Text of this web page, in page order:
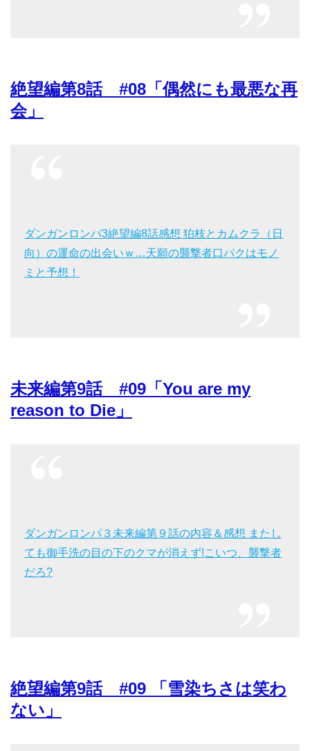
絶望編第8話 #08「偶然にも最悪な再
会」
ダンガンロンパ3絶望編8話感想 狛枝とカムクラ（日
向）の運命の出会いｗ…天願の襲撃者口パクはモノ
ミと予想！
未来編第9話 #09「You are my
reason to Die」
ダンガンロンパ３未来編第９話の内容＆感想 またし
ても御手洗の目の下のクマが消えず!こいつ、襲撃者
だろ?
絶望編第9話 #09 「雪染ちさは笑わ
ない」